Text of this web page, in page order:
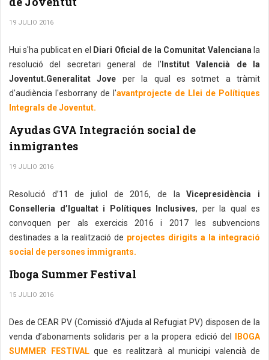
19 JULIO 2016
Hui s'ha publicat en el Diari Oficial de la Comunitat Valenciana la
resolució del secretari general de l' Institut Valencià de la
Joventut.Generalitat Jove per la qual es sotmet a tràmit
d'audiència l'esborrany de l'avantprojecte de Llei de Polítiques
Integrals de Joventut.
Ayudas GVA Integración social de
inmigrantes
19 JULIO 2016
Resolució d’11 de juliol de 2016, de laVicepresidència i
Conselleria d’Igualtat i Polítiques Inclusives, per la qual es
convoquen per als exercicis 2016 i 2017 les subvencions
destinades a la realització de projectes dirigits a la integració
social de persones immigrants.
Iboga Summer Festival
15 JULIO 2016
Des de CEAR PV (Comissió d’Ajuda al Refugiat PV) disposen de la
venda d’abonaments solidaris per a la propera edició del
IBOGA
SUMMER FESTIVALque es realitzarà al municipi valencià de